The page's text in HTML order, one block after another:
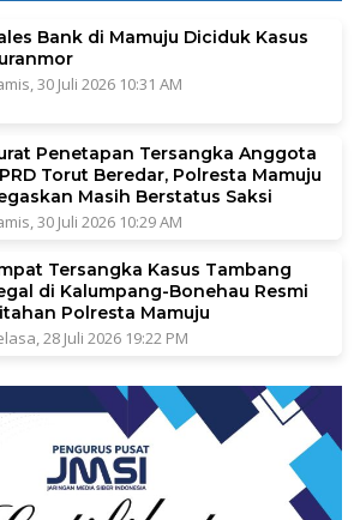
Bank di Mamuju Diciduk Kasus
30 Juli 2026 10:31 AM
Penetapan Tersangka Anggota
Torut Beredar, Polresta Mamuju
Masih Berstatus Saksi
30 Juli 2026 10:29 AM
Tersangka Kasus Tambang
di Kalumpang-Bonehau Resmi
Polresta Mamuju
28 Juli 2026 19:22 PM